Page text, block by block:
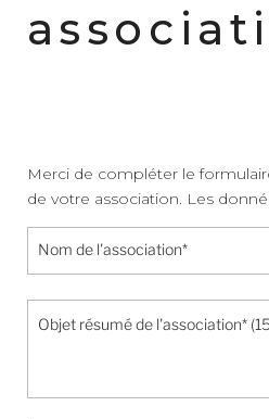
Merci de compléter le
de votre association. Les